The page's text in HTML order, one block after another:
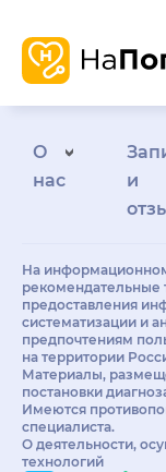
О
нас
и
На
рекомендательные
предоставления
систематизации и
предпочтениям
на территории
Материалы,
постановки
Имеются
специалиста.
О деятельности,
технологий